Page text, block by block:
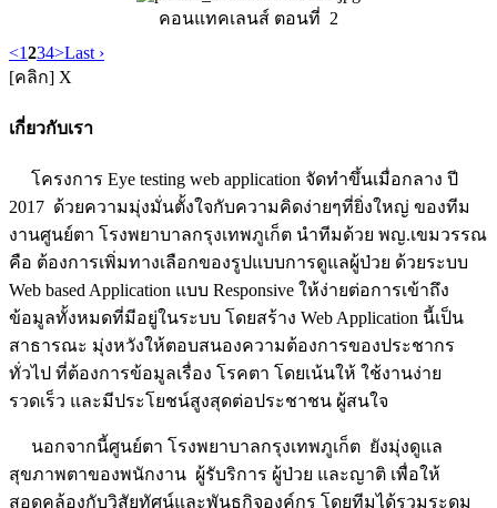
คอนแทคเลนส์ ตอนที่ 2
<1234>Last ›
[คลิก] X
เกี่ยวกับเรา
โครงการ Eye testing web application จัดทำขึ้นเมื่อกลาง ปี
2017 ด้วยความมุ่งมั่นตั้งใจกับความคิดง่ายๆที่ยิ่งใหญ่ ของทีม
งานศูนย์ตา โรงพยาบาลกรุงเทพภูเก็ต นำทีมด้วย พญ.เขมวรรณ
คือ ต้องการเพิ่มทางเลือกของรูปแบบการดูแลผู้ป่วย ด้วยระบบ
Web based Application แบบ Responsive ให้ง่ายต่อการเข้าถึง
ข้อมูลทั้งหมดที่มีอยู่ในระบบ โดยสร้าง Web Application นี้เป็น
สาธารณะ มุ่งหวังให้ตอบสนองความต้องการของประชากร
ทั่วไป ที่ต้องการข้อมูลเรื่อง โรคตา โดยเน้นให้ ใช้งานง่าย
รวดเร็ว และมีประโยชน์สูงสุดต่อประชาชน ผู้สนใจ
นอกจากนี้ศูนย์ตา โรงพยาบาลกรุงเทพภูเก็ต ยังมุ่งดูแล
สุขภาพตาของพนักงาน ผู้รับริการ ผู้ป่วย และญาติ เพื่อให้
สอดคล้องกับวิสัยทัศน์และพันธกิจองค์กร โดยทีมได้รวมระดม